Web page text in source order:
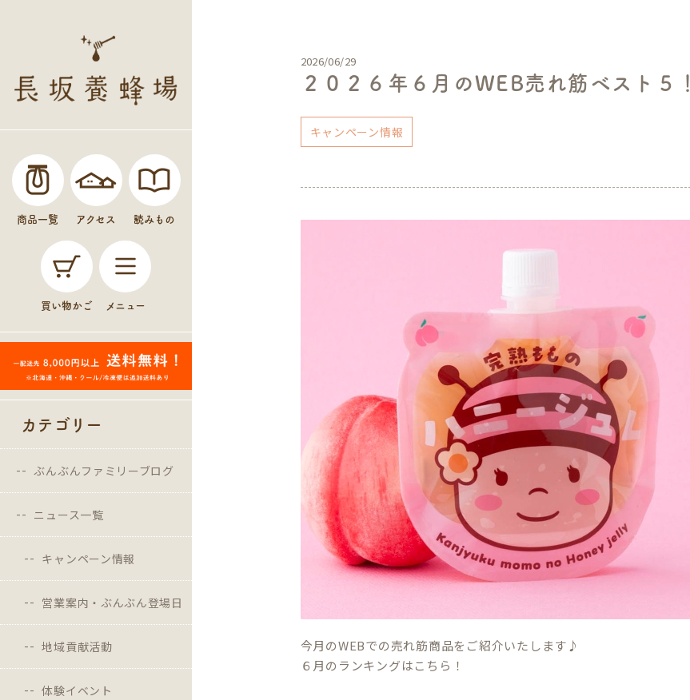
商品一覧 アクセス 読みもの
買い物かご メニュー
カテゴリー
ぶんぶんファミリーブログ
ニュース一覧
キャンペーン情報
営業案内・ぶんぶん登場日
地域貢献活動
体験イベント
2026/06/29
２０２６年６月のWEB売れ筋ベスト５！
キャンペーン情報
今月のWEBでの売れ筋商品をご紹介いたします♪
６月のランキングはこちら！